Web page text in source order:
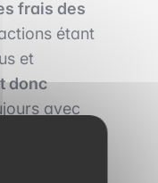
frais des
étant
et
donc
avec